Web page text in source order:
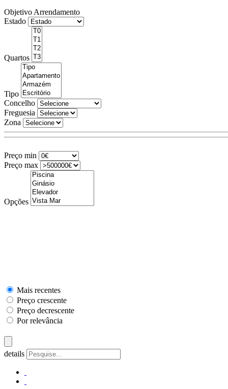
Objetivo Arrendamento
Estado
Quartos
Tipo
Concelho
Freguesia
Zona
Preço min
Preço max
Opções
Mais recentes
Preço crescente
Preço decrescente
Por relevância
details